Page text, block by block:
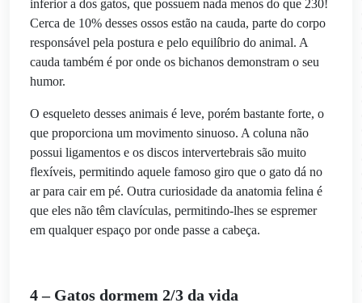
inferior a dos gatos, que possuem nada menos do que 230!
Cerca de 10% desses ossos estão na cauda, parte do corpo
responsável pela postura e pelo equilíbrio do animal. A
cauda também é por onde os bichanos demonstram o seu
humor.
O esqueleto desses animais é leve, porém bastante forte, o
que proporciona um movimento sinuoso. A coluna não
possui ligamentos e os discos intervertebrais são muito
flexíveis, permitindo aquele famoso giro que o gato dá no
ar para cair em pé. Outra curiosidade da anatomia felina é
que eles não têm clavículas, permitindo-lhes se espremer
em qualquer espaço por onde passe a cabeça.
4 – Gatos dormem 2/3 da vida